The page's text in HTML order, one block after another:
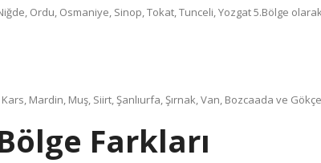
Ordu, Osmaniye, Sinop, Tokat, Tunceli, Yozgat 5.Bölge
Mardin, Muş, Siirt, Şanlıurfa, Şırnak, Van, Bozcaada ve
Farkları